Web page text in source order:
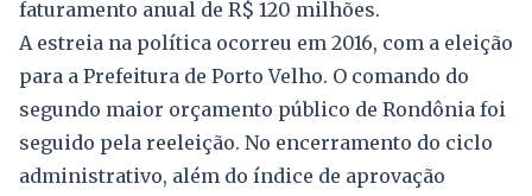
faturamento anual de R$ 120 milhões.
A estreia na política ocorreu em 2016, com a eleição
para a Prefeitura de Porto Velho. O comando do
segundo maior orçamento público de Rondônia foi
seguido pela reeleição. No encerramento do ciclo
administrativo, além do índice de aprovação